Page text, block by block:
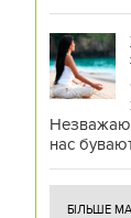
нас
БІЛЬШЕ